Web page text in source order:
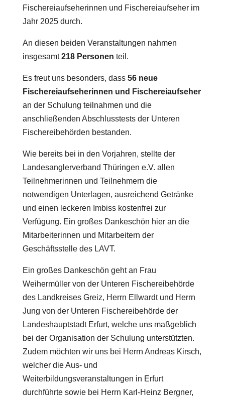
Fischereiaufseherinnen und Fischereiaufseher im
Jahr 2025 durch.
An diesen beiden Veranstaltungen nahmen
insgesamt218 Personen teil.
Es freut uns besonders, dass 56 neue
Fischereiaufseherinnen und Fischereiaufseher
an der Schulung teilnahmen und die
anschließenden Abschlusstests der Unteren
Fischereibehörden bestanden.
Wie bereits bei in den Vorjahren, stellte der
Landesanglerverband Thüringen e.V. allen
Teilnehmerinnen und Teilnehmern die
notwendigen Unterlagen, ausreichend Getränke
und einen leckeren Imbiss kostenfrei zur
Verfügung. Ein großes Dankeschön hier an die
Mitarbeiterinnen und Mitarbeitern der
Geschäftsstelle des LAVT.
Ein großes Dankeschön geht an Frau
Weihermüller von der Unteren Fischereibehörde
des Landkreises Greiz, Herrn Ellwardt und Herrn
Jung von der Unteren Fischereibehörde der
Landeshauptstadt Erfurt, welche uns maßgeblich
bei der Organisation der Schulung unterstützten.
Zudem möchten wir uns bei Herrn Andreas Kirsch,
welcher die Aus- und
Weiterbildungsveranstaltungen in Erfurt
durchführte sowie bei Herrn Karl-Heinz Bergner,